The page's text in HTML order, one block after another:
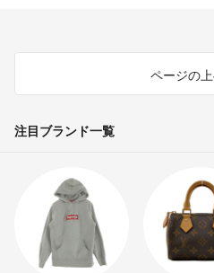
ページの
注目ブランド一覧